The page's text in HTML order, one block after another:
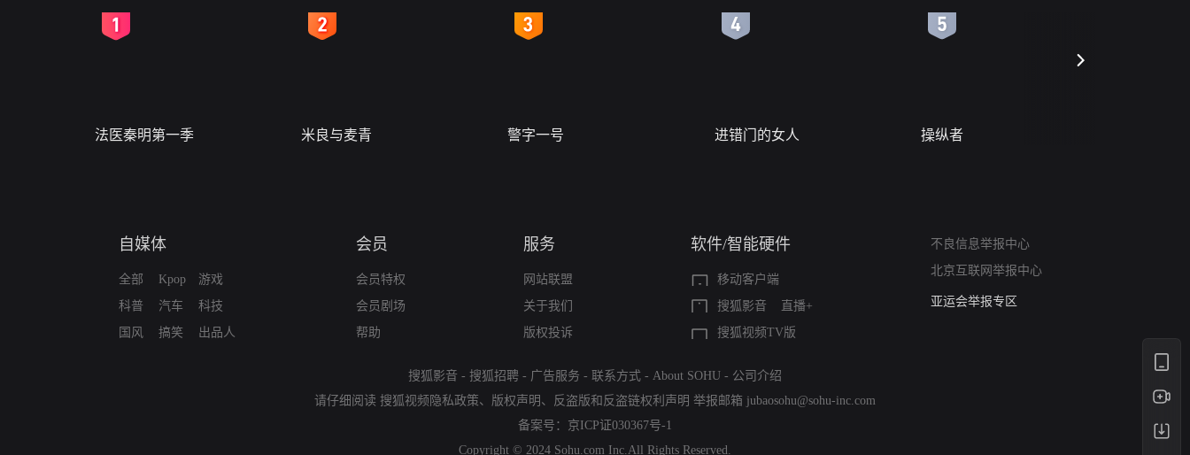
法医秦明第一季 米良与麦青 警字一号 进错门的女人 操纵者
自媒体
全部
科普
国风
Kpop
汽车
搞笑
游戏
科技
出品人
会员
会员特权
会员剧场
帮助
服务
网站联盟
关于我们
版权投诉
软件/智能硬件
移动客户端
搜狐影音
直播+
搜狐视频TV版
不良信息举报中心
北京互联网举报中心
算法推荐专项举报
亚运会举报专区
搜狐影音 - 搜狐招聘 - 广告服务 - 联系方式 - About SOHU - 公司介绍
请仔细阅读 搜狐视频隐私政策、 版权声明 、 反盗版和反盗链权利声明 举报邮箱 jubaosohu@sohu-inc.com
备案号： 京ICP证030367号-1
Copyright © 2024 Sohu.com Inc.All Rights Reserved.